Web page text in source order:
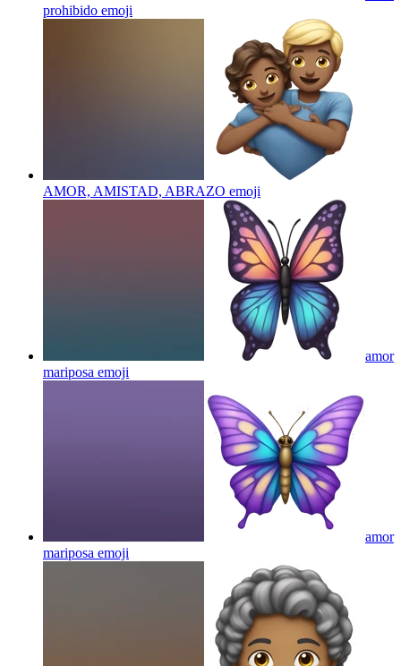
prohibido emoji
AMOR, AMISTAD, ABRAZO emoji
amor
mariposa emoji
amor
mariposa emoji